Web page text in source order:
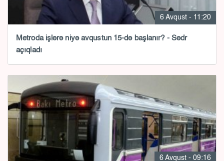
6 Avqust - 11:20
Metroda işlərə niyə avqustun 15-də başlanır? - Sədr
açıqladı
6 Avqust - 09:16